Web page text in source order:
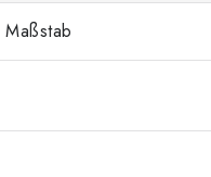
Maßstab